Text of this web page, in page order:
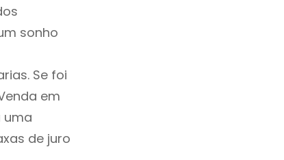
sonho
Se foi
em
uma
de juro